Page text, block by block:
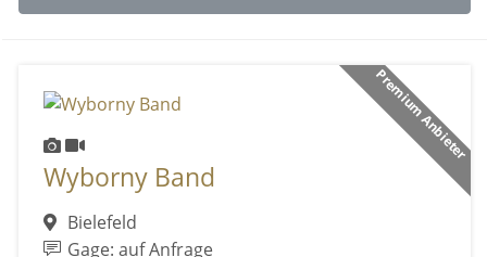
Premium Anbieter
Wyborny Band
Bielefeld
Gage: auf Anfrage